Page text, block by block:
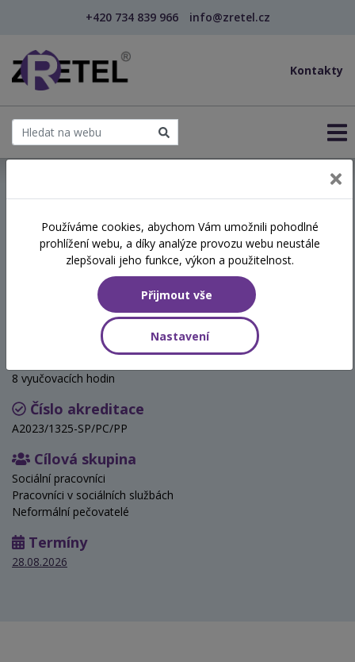
+420 734 839 966 info@zretel.cz
Kontakty
Specifika komunikace s
lidmi se syndromem
demence
Hodinová dotace
8 vyučovacích hodin
Číslo akreditace
A2023/1325-SP/PC/PP
Cílová skupina
Sociální pracovníci
Pracovníci v sociálních službách
Neformální pečovatelé
Termíny
28.08.2026
Používáme cookies, abychom Vám umožnili pohodlné
prohlížení webu, a díky analýze provozu webu neustále
zlepšovali jeho funkce, výkon a použitelnost.
Přijmout vše
Nastavení